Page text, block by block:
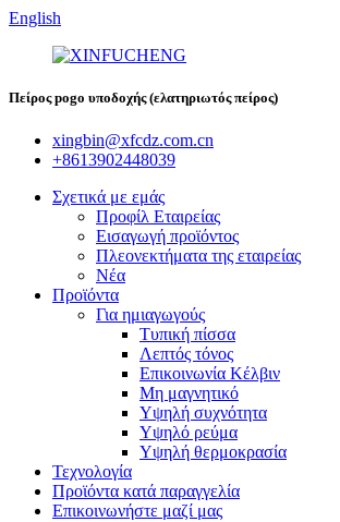
English
Πείρος pogo υποδοχής (ελατηριωτός πείρος)
xingbin@xfcdz.com.cn
+8613902448039
Σχετικά με εμάς
Προφίλ Εταιρείας
Εισαγωγή προϊόντος
Πλεονεκτήματα της εταιρείας
Νέα
Προϊόντα
Για ημιαγωγούς
Τυπική πίσσα
Λεπτός τόνος
Επικοινωνία Κέλβιν
Μη μαγνητικό
Υψηλή συχνότητα
Υψηλό ρεύμα
Υψηλή θερμοκρασία
Τεχνολογία
Προϊόντα κατά παραγγελία
Επικοινωνήστε μαζί μας